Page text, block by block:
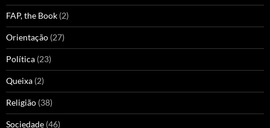
FAP, the Book (2)
Orientação (27)
Política (23)
Queixa (2)
Religião (38)
Sociedade (46)